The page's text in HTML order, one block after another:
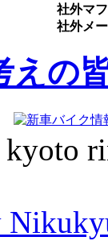
社外マ
社外メ
えの